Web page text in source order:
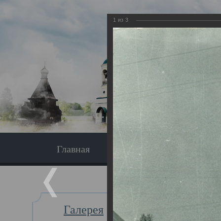
Главная
Галерея
Главная
1 из 3